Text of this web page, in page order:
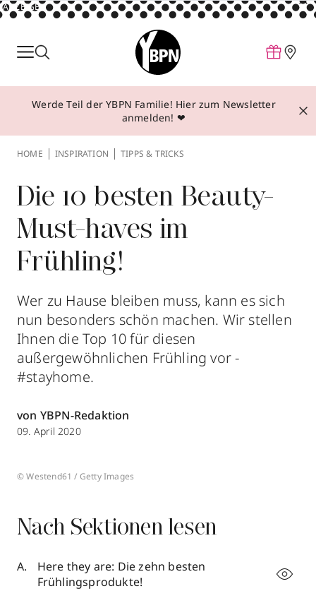
ANZEIGE
Parfum
Make-up
Behandlungen
Über YBPN
Aktionen
Storefinder
Werde Teil der YBPN Familie! Hier zum Newsletter
anmelden! ❤
HOME INSPIRATION TIPPS & TRICKS
Die 10 besten Beauty-
Must-haves im
Frühling!
Wer zu Hause bleiben muss, kann es sich
nun besonders schön machen. Wir stellen
Ihnen die Top 10 für diesen
außergewöhnlichen Frühling vor -
#stayhome.
von YBPN-Redaktion
09. April 2020
© Westend61 / Getty Images
Nach Sektionen lesen
Here they are: Die zehn besten
Frühlingsprodukte!